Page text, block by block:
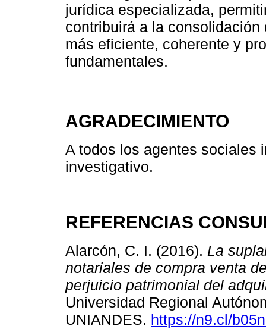
jurídica especializada,
contribuirá a la
más eficiente, coherente y
fundamentales.
AGRADECIMIENTO
A todos los agentes sociales
investigativo.
REFERENCIAS
Alarcón, C. I. (2016). La
notariales de compra venta
perjuicio patrimonial del
Universidad Regional
UNIANDES. https://n9.cl/